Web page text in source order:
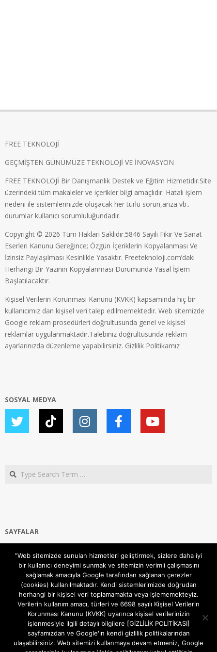
FREE TEKNOLOJİ
GEÇMİŞTEN GÜNÜMÜZE TEKNOLOJİ VE İNOVASYON
FREE TEKNOLOJİ Bir Danışmanlık Destek ve Eğitim Hizmetidir.Site
üzerindeki tüm makaleler ve içerikler bilgi amaçlıdır. Hatalı işlem
nedeni ile sistemlerinizde oluşacak her türlü sorun,arıza vb..
durumlar kullanıcı sorumluluğundadır.
Copyright © 2026 Tüm Hakları Saklıdır.5846 Sayılı Fikir Ve Sanat
Eserleri Kanunu Gereğince; Özgün İçeriklerin Kopyalanması Ve
İzinsiz Paylaşılması Kesinlikle Yasaktır. Freeteknoloji.com’daki
Herhangi Bir Yazının Kopyalanması Durumunda Yasal İşlem
Başlatılacaktır.
Kişisel Verilerin Korunması Kanunu (KVKK) kapsamında hiç bir
kullanıcımız dan kişisel veri talep edilmemektedir. Web sitemizde
Google reklam prosedürleri doğrultusunda genel ve kişisel
reklamlar uygulanmaktadır.Talebiniz doğrultusunda reklam
ayarlarınızda düzenleme yapabilirsiniz. Gizlilik Politikamız
SOSYAL MEDYA
Search
SAYFALAR
Gizlilik ve Çerezler (Cookies) Politikası
Hakkımızda
İletişim Kanalları
MODEM KURULUM
TEKNİK DESTEK
TELEVİZYON SİSTEMLERİ
"Web sitemizde sunulan hizmetleri geliştirmek, sizlere daha iyi
bir kullanıcı deneyimi sunmak ve sitemizin verimli çalışmasını
sağlamak amacıyla Google tarafından sağlanan çerezler
(cookies) kullanılmaktadır. Kendi sistemlerimizde doğrudan
herhangi bir kişisel veri toplamamakta veya işlememekteyiz.
Verilerin kullanım amacı, türleri ve 6698 sayılı Kişisel Verilerin
Korunması Kanunu (KVKK) uyarınca kişisel verilerinizin
işlenmesiyle ilgili detaylı bilgilere [GİZLİLİK POLİTİKASI]
sayfamızdan ve Google'ın kendi gizlilik politikalarından
ulaşabilirsiniz. Web sitemizi kullanmaya devam etmeniz, Google